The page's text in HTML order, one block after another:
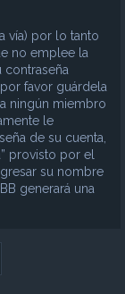
vía) por lo tanto
no emplee la
contraseña
favor guárdela
ningún miembro
le
de su cuenta,
provisto por el
su nombre
generará una